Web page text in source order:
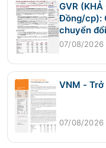
GVR
Đồng/cp):
chuyển
năm trong
07/08/2026
VNM -
07/08/2026